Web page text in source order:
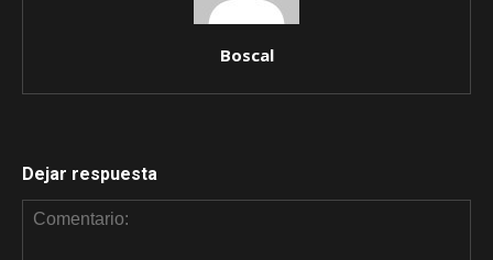
Boscal
Dejar respuesta